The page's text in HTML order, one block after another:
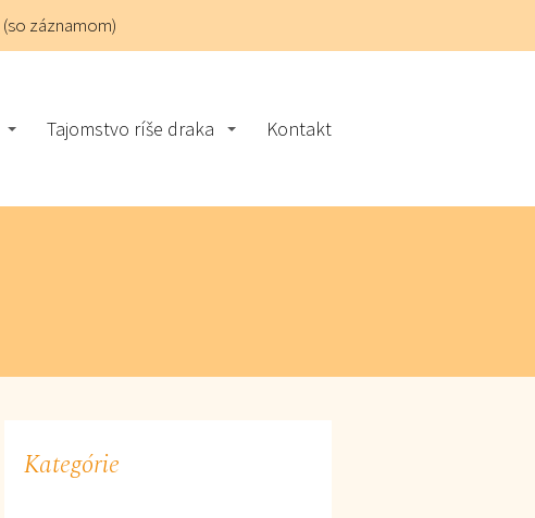
(so záznamom)
Tajomstvo ríše draka Kontakt
Kategórie